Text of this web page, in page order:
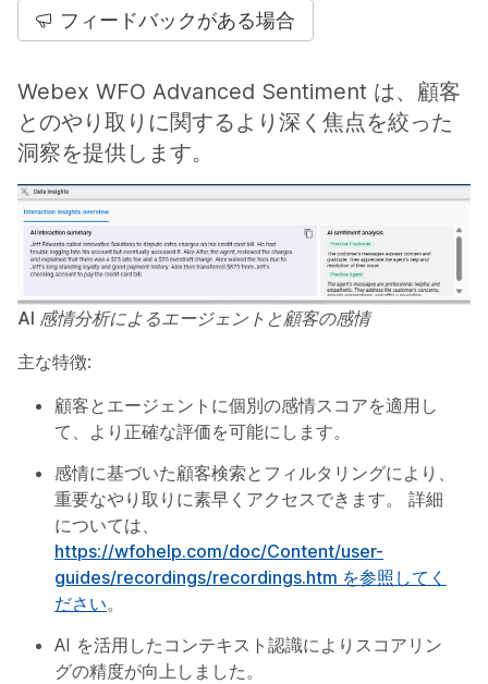
フィードバックがある場合
Webex WFO Advanced Sentiment は、顧客
とのやり取りに関するより深く焦点を絞った
洞察を提供します。
AI 感情分析によるエージェントと顧客の感情
主な特徴:
顧客とエージェントに個別の感情スコアを適用し
て、より正確な評価を可能にします。
感情に基づいた顧客検索とフィルタリングにより、
重要なやり取りに素早くアクセスできます。 詳細
については、
https://wfohelp.com/doc/Content/user-
guides/recordings/recordings.htm を参照してく
ださい。
AI を活用したコンテキスト認識によりスコアリン
グの精度が向上しました。